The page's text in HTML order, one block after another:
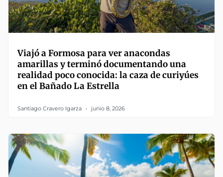
Viajó a Formosa para ver anacondas
amarillas y terminó documentando una
realidad poco conocida: la caza de curiyúes
en el Bañado La Estrella
Santiago Cravero Igarza junio 8, 2026